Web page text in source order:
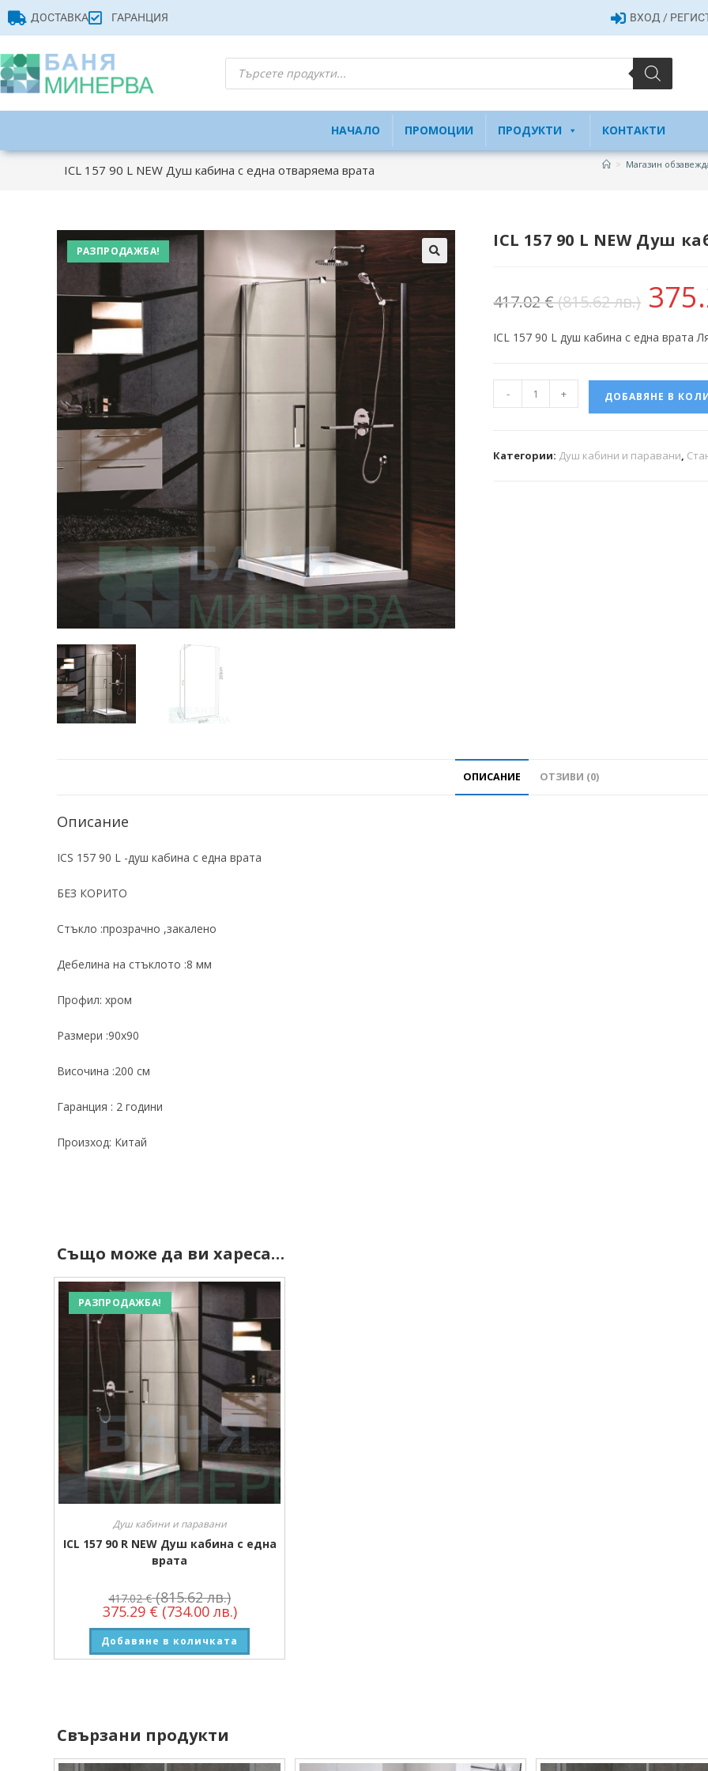
ДОСТАВКА ГАРАНЦИЯ ВХОД /
НАЧАЛО ПРОМОЦИИ ПРОДУКТИ КОНТАКТИ
ICL 157 90 L NEW Душ кабина с една отваряема врата > Магазин
РАЗПРОДАЖБА! ICL 157 90 L NEW Душ
417.02€(815.62 лв.)
ICL 157 90 L душ кабина с една врата
- + ДОБАВЯНЕ В
Категории: Душ кабини и паравани,
ОПИСАНИЕ ОТЗИВИ (0)
Описание
ICS 157 90 L -душ кабина с една врата
БЕЗ КОРИТО
Стъкло :прозрачно ,закалено
Дебелина на стъклото :8 мм
Профил: хром
Размери :90х90
Височина :200 см
Гаранция : 2 години
Произход: Китай
Също може да ви хареса…
РАЗПРОДАЖБА!
Душ кабини и паравани
ICL 157 90 R NEW Душ кабина с една
врата
417.02€ (815.62 лв.)
375.29 € (734.00 лв.)
Добавяне в количката
Свързани продукти